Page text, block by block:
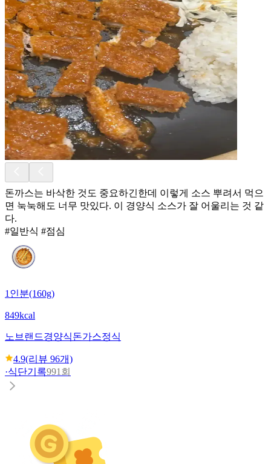
돈까스는 바삭한 것도 중요하긴한데 이렇게 소스 뿌려서 먹으
면 눅눅해도 너무 맛있다. 이 경양식 소스가 잘 어울리는 것 같
다.
#일반식 #점심
1인분(160g)
849kcal
노브랜드경양식돈가스정식
4.9(리뷰 96개)
·식단기록991회